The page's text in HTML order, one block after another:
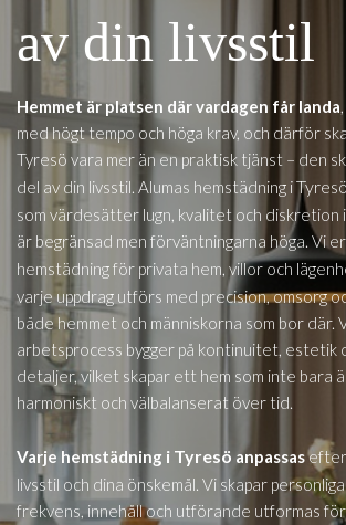
av din livsstil
Hemmet är platsen där vardagen får landa
med högt tempo och höga krav, och därför
Tyresö vara mer än en praktisk tjänst – den
del av din livsstil. Alumas hemstädning i Tyresö
som värdesätter lugn, kvalitet och diskretion
är begränsad men förväntningarna höga. Vi
hemstädning för privata hem, villor och
varje uppdrag utförs med precision, omsorg
både hemmet och människorna som bor där.
arbetsprocess bygger på kontinuitet, estetik
detaljer, vilket skapar ett hem som inte bara
harmoniskt och välbalanserat över tid.
Varje hemstädning i Tyresö anpassasefter
livsstil och dina önskemål. Vi skapar
frekvens, innehåll och utförande utformas